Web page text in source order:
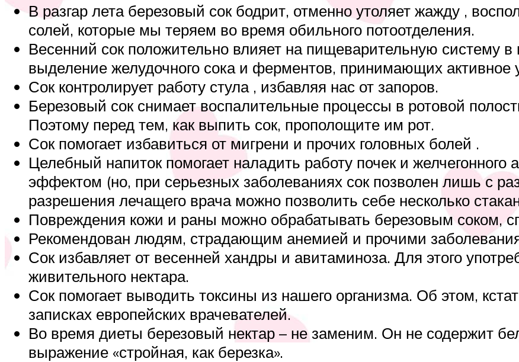
В разгар лета березовый сок бодрит, отменно утоляет жажду ,
солей, которые мы теряем во время обильного потоотделения.
Весенний сок положительно влияет на пищеварительную систему в
выделение желудочного сока и ферментов, принимающих активное
Сок контролирует работу стула , избавляя нас от запоров.
Березовый сок снимает воспалительные процессы в ротовой
Поэтому перед тем, как выпить сок, прополощите им рот.
Сок помогает избавиться от мигрени и прочих головных болей .
Целебный напиток помогает наладить работу почек и желчегонного
эффектом (но, при серьезных заболеваниях сок позволен лишь с
разрешения лечащего врача можно позволить себе несколько
Повреждения кожи и раны можно обрабатывать березовым соком,
Рекомендован людям, страдающим анемией и прочими
Сок избавляет от весенней хандры и авитаминоза. Для этого
живительного нектара.
Сок помогает выводить токсины из нашего организма. Об этом,
записках европейских врачевателей.
Во время диеты березовый нектар – не заменим. Он не содержит
выражение «стройная, как березка».